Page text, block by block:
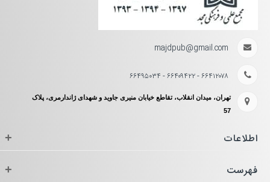
majdpub@gmail.com
۶۶۴۱۲۰۷۸ - ۶۶۴۰۹۴۲۲ - ۶۶۴۹۵۰۳۴
تهران، میدان انقلاب، تقاطع خیابان منیری جاوید و شهدای ژاندارمری، پلاک
57
اطلاعات +
فهرست +